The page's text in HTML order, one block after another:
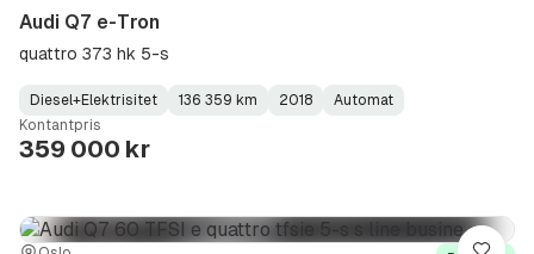
Audi Q7 e-Tron
quattro 373 hk 5-s
Fuel
Type:
Diesel+Elektrisitet
Kilometerstand: 136 359 km
Model
Year:
2018
Gearbox
Type:
Automat
Kontantpris
359 000 kr